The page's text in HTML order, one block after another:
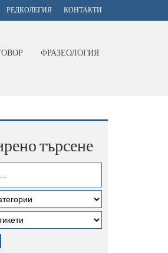
РЕДКОЛЕГИЯ КОНТАКТИ
ФРАЗЕОЛОГИЯ
търсене